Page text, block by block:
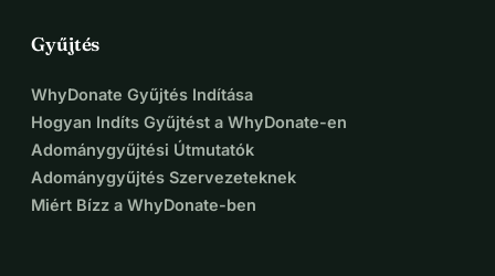
Gyűjtés
WhyDonate Gyűjtés Indítása
Hogyan Indíts Gyűjtést a WhyDonate-en
Adománygyűjtési Útmutatók
Adománygyűjtés Szervezeteknek
Miért Bízz a WhyDonate-ben